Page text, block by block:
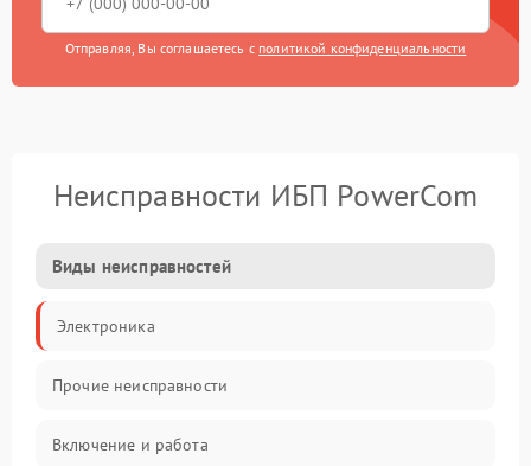
Отправляя, Вы соглашаетесь с политикой конфиденциальности
Неисправности ИБП PowerCom
Виды неисправностей
Электроника
Прочие неисправности
Включение и работа